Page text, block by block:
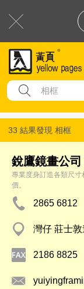
33 結果發現 相框
銳鷹鏡畫公司
專業度身訂造各類尺
價。
2865 6812
灣仔 莊士
2186 8825